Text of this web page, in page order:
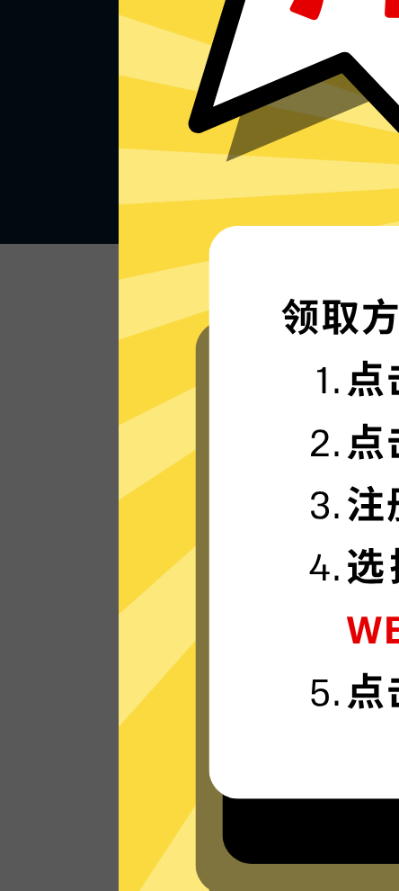
闪电般的连接速度
十大加速器的服务器使用更新一代的”闪连“
接技术，只为速度而生，可轻松支持4K流
看看其他人对十大加速器的评价